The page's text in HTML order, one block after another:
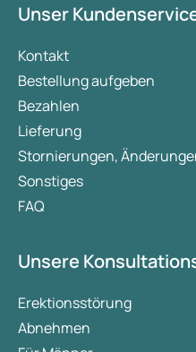
Unser
Kontakt
Bestellung aufgeben
Bezahlen
Lieferung
Stornierungen,
Sonstiges
FAQ
Unsere
Erektionsstörung
Abnehmen